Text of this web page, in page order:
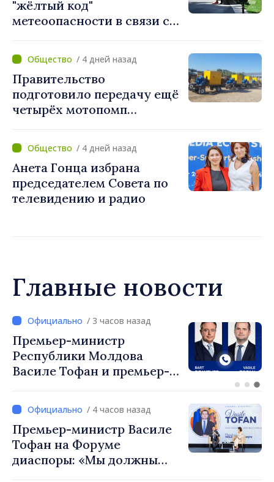
"жёлтый код"
метеоопасности в связи с
поднимется до 36°C
/ 4 дней назад
Правительство
подготовило передачу ещё
четырёх мотопомп
предприятию «Apă Canal»
/ 4 дней назад
Анета Гонца избрана
председателем Совета по
телевидению и радио
Главные новости
/ 2 часов назад
Перспективы молдавско-
турецкого сотрудничества
обсудили премьер-
посол Турции Уйгар
Мустафа Сертел/ 4 часов назад
Премьер-министр Василе
Тофан на Форуме
диаспоры: «Мы должны